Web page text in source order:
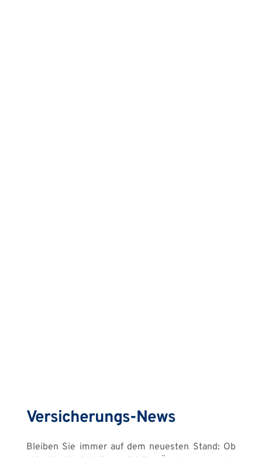
Versicherungs-News
Bleiben Sie immer auf dem neuesten Stand: Ob